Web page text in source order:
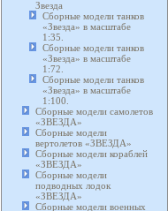
Звезда
Сборные модели танков
«Звезда» в масштабе
1:35.
Сборные модели танков
«Звезда» в масштабе
1:72.
Сборные модели танков
«Звезда» в масштабе
1:100.
Сборные модели самолетов
«ЗВЕЗДА»
Сборные модели
вертолетов «ЗВЕЗДА»
Сборные модели кораблей
«ЗВЕЗДА»
Сборные модели
подводных лодок
«ЗВЕЗДА»
Сборные модели военных